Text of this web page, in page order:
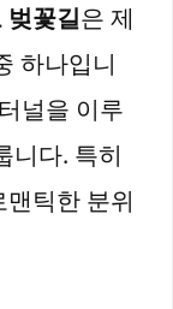
벚꽃길은 제
하나입니
널을 이루
니다. 특히
틱한 분위